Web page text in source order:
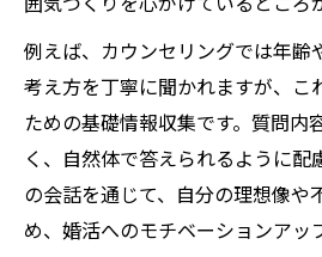
例えば、カウンセリングでは年齢
考え方を丁寧に聞かれますが、こ
ための基礎情報収集です。質問内
く、自然体で答えられるように配
の会話を通じて、自分の理想像や
め、婚活へのモチベーションアッ